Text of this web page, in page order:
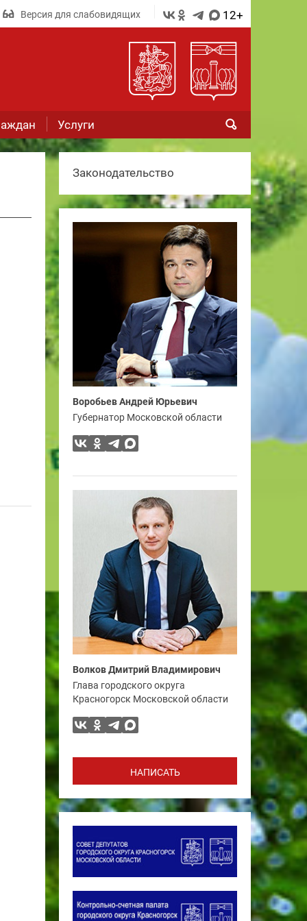
Версия для слабовидящих 12+
Услуги
Законодательство
Воробьев Андрей Юрьевич
Губернатор Московской области
Волков Дмитрий Владимирович
Глава городского округа
Красногорск Московской области
НАПИСАТЬ